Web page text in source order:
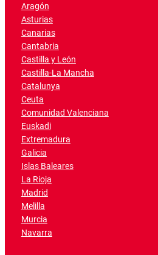
Aragón
Asturias
Canarias
Cantabria
Castilla y León
Castilla-La Mancha
Catalunya
Ceuta
Comunidad Valenciana
Euskadi
Extremadura
Galicia
Islas Baleares
La Rioja
Madrid
Melilla
Murcia
Navarra